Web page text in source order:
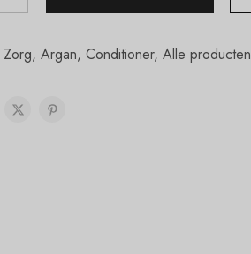
Zorg, Argan, Conditioner, Alle producten